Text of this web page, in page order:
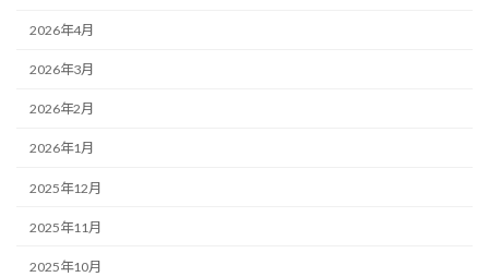
2026年4月
2026年3月
2026年2月
2026年1月
2025年12月
2025年11月
2025年10月